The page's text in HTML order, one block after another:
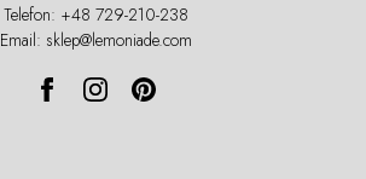
Telefon: +48 729-210-238
Email: sklep@lemoniade.com